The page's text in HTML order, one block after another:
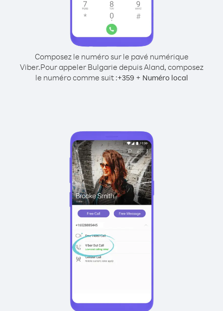
Composez le numéro sur le pavé numérique
Viber.Pour appeler Bulgarie depuis Aland, composez
le numéro comme suit :+359 + Numéro local